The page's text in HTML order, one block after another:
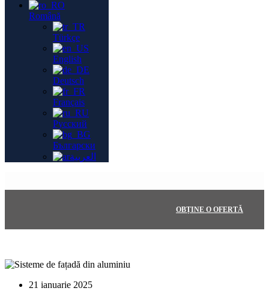
Română
Türkçe
English
Deutsch
Français
Русский
Български
العربية
OBȚINE O OFERTĂ
21 ianuarie 2025